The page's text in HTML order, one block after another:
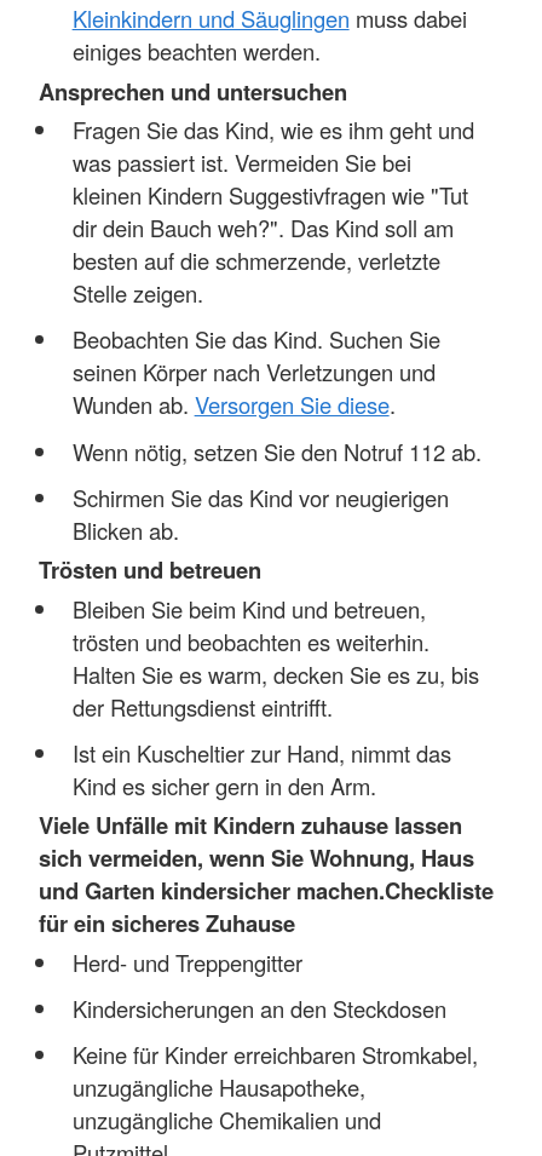
Kleinkindern und Säuglingen muss dabei
einiges beachten werden.
Ansprechen und untersuchen
Fragen Sie das Kind, wie es ihm geht und
was passiert ist. Vermeiden Sie bei
kleinen Kindern Suggestivfragen wie "Tut
dir dein Bauch weh?". Das Kind soll am
besten auf die schmerzende, verletzte
Stelle zeigen.
Beobachten Sie das Kind. Suchen Sie
seinen Körper nach Verletzungen und
Wunden ab. Versorgen Sie diese.
Wenn nötig, setzen Sie den Notruf 112 ab.
Schirmen Sie das Kind vor neugierigen
Blicken ab.
Trösten und betreuen
Bleiben Sie beim Kind und betreuen,
trösten und beobachten es weiterhin.
Halten Sie es warm, decken Sie es zu, bis
der Rettungsdienst eintrifft.
Ist ein Kuscheltier zur Hand, nimmt das
Kind es sicher gern in den Arm.
Viele Unfälle mit Kindern zuhause lassen
sich vermeiden, wenn Sie Wohnung, Haus
und Garten kindersicher machen.Checkliste
für ein sicheres Zuhause
Herd- und Treppengitter
Kindersicherungen an den Steckdosen
Keine für Kinder erreichbaren Stromkabel,
unzugängliche Hausapotheke,
unzugängliche Chemikalien und